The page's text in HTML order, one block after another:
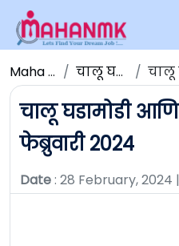
Maha NMK चालू घडामोडी चालू
चालू घडामोडी
फेब्रुवारी 2024
Date: 28 February, 2024 |